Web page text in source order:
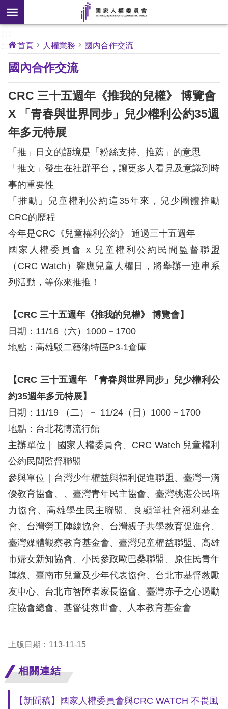
前往主要內容區塊
搜
尋
開
核
心
人
權
公
約
於
本
會
最
新
消
息
權
業
核
心
人
公
約
陳
情
申
訴
人
權
資
料
庫
無
礙
快
鍵
請
選
擇
:::
首頁 人權業務 國內合作交流
國內合作交流
CRC 三十五週年《推我的兒權》 博覽會
X 「青春與世界同步」兒少權利公約35週
年多元特展
「推」日文的語境是「粉絲支持、推薦」的意思
「推文」發生在社群平台，讓更多人看見及意識到時
事的重要性
「推動」兒童權利公約這35年來，兒少團體推動
CRC的歷程
今年是CRC《兒童權利公約》 通過三十五週年
國家人權委員會 x 兒童權利公約民間監督聯盟
（CRC Watch）響應兒童人權日，將舉辦一連串系
列活動，等你來推推！
【CRC 三十五週年《推我的兒權》 博覽會】
日期：11/16（六）1000－1700
地點：高雄駁二藝術特區P3-1倉庫
【CRC 三十五週年 「青春與世界同步」兒少權利公
約35週年多元特展】
日期：11/19 （二）－ 11/24（日）1000－1700
地點：台北花博流行館
主辦單位｜ 國家人權委員會、CRC Watch 兒童權利
公約民間監督聯盟
參與單位｜台灣少年權益與福利促進聯盟、臺灣一滴
優教育協會、、臺灣青年民主協會、臺灣桃湛公民培
力協會、高雄學生民主聯盟、良顯堂社會福利基金
會、台灣勞工陣線協會、台灣親子共學教育促進會、
臺灣媒體觀察教育基金會、臺灣兒童權益聯盟、高雄
市婦女新知協會、小民參政歐巴桑聯盟、原住民青年
陣線、臺南市兒童及少年代表協會、台北市基督教勵
友中心、台北市智障者家長協會、臺灣赤子之心過動
症協會總會、基督徒救世會、人本教育基金會
上版日期：113-11-15
相關連結
【新聞稿】國家人權委員會與CRC WATCH 不畏風